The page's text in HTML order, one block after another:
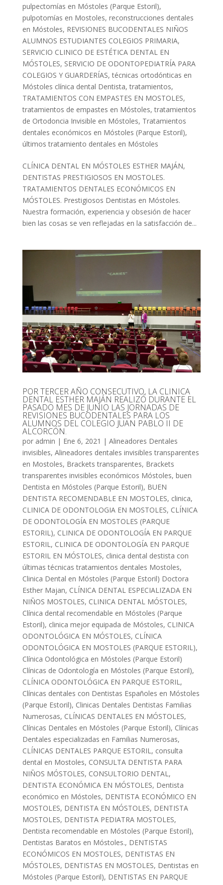
pulpectomías en Móstoles (Parque Estoril),
pulpotomías en Mostoles, reconstrucciones dentales
en Móstoles, REVISIONES BUCODENTALES NIÑOS
ALUMNOS ESTUDIANTES COLEGIOS PRIMARIA,
SERVICIO CLINICO DE ESTÉTICA DENTAL EN
MÓSTOLES, SERVICIO DE ODONTOPEDIATRÍA PARA
COLEGIOS Y GUARDERÍAS,técnicas ortodónticas en
Móstoles clínica dental Dentista,tratamientos,
TRATAMIENTOS CON EMPASTES EN MOSTOLES,
tratamientos de empastes en Móstoles,tratamientos
de Ortodoncia Invisible en Móstoles, Tratamientos
dentales económicos en Móstoles (Parque Estoril),
últimos tratamiento dentales en Móstoles
CLÍNICA DENTAL EN MÓSTOLES ESTHER MAJÁN,
DENTISTAS PRESTIGIOSOS EN MOSTOLES.
TRATAMIENTOS DENTALES ECONÓMICOS EN
MÓSTOLES. Prestigiosos Dentistas en Móstoles.
Nuestra formación, experiencia y obsesión de hacer
bien las cosas se ven reflejadas en la satisfacción de...
POR TERCER AÑO CONSECUTIVO, LA CLINICA
DENTAL ESTHER MAJÁN REALIZÓ DURANTE EL
PASADO MES DE JUNIO LAS JORNADAS DE
REVISIONES BUCODENTALES PARA LOS
ALUMNOS DEL COLEGIO JUAN PABLO II DE
ALCORCÓN.
por admin | Ene 6, 2021 | Alineadores Dentales
invisibles, Alineadores dentales invisibles transparentes
en Mostoles, Brackets transparentes, Brackets
transparentes invisibles económicos Móstoles, buen
Dentista en Móstoles (Parque Estoril), BUEN
DENTISTA RECOMENDABLE EN MOSTOLES, clinica,
CLINICA DE ODONTOLOGIA EN MOSTOLES, CLÍNICA
DE ODONTOLOGÍA EN MOSTOLES (PARQUE
ESTORIL), CLINICA DE ODONTOLOGÍA EN PARQUE
ESTORIL, CLINICA DE ODONTOLOGÍA EN PARQUE
ESTORIL EN MÓSTOLES, clinica dental destista con
últimas técnicas tratamientos dentales Mostoles,
Clinica Dental en Móstoles (Parque Estoril) Doctora
Esther Majan, CLÍNICA DENTAL ESPECIALIZADA EN
NIÑOS MOSTOLES, CLINICA DENTAL MÓSTOLES,
Clínica dental recomendable en Móstoles (Parque
Estoril), clinica mejor equipada de Móstoles, CLINICA
ODONTOLÓGICA EN MÓSTOLES, CLÍNICA
ODONTOLÓGICA EN MOSTOLES (PARQUE ESTORIL),
Clínica Odontológica en Móstoles (Parque Estoril)
Clínicas de Odontología en Móstoles (Parque Estoril),
CLÍNICA ODONTOLÓGICA EN PARQUE ESTORIL,
Clínicas dentales con Dentistas Españoles en Móstoles
(Parque Estoril), Clinicas Dentales Dentistas Familias
Numerosas, CLÍNICAS DENTALES EN MÓSTOLES,
Clínicas Dentales en Móstoles (Parque Estoril), Clínicas
Dentales especializadas en Familias Numerosas,
CLÍNICAS DENTALES PARQUE ESTORIL, consulta
dental en Mostoles, CONSULTA DENTISTA PARA
NIÑOS MÓSTOLES, CONSULTORIO DENTAL,
DENTISTA ECONÓMICA EN MÓSTOLES, Dentista
económico en Móstoles, DENTISTA ECONÓMICO EN
MOSTOLES, DENTISTA EN MÓSTOLES, DENTISTA
MOSTOLES, DENTISTA PEDIATRA MOSTOLES,
Dentista recomendable en Móstoles (Parque Estoril),
Dentistas Baratos en Móstoles., DENTISTAS
ECONÓMICOS EN MOSTOLES, DENTISTAS EN
MÓSTOLES, DENTISTAS EN MOSTOLES, Dentistas en
Móstoles (Parque Estoril), DENTISTAS EN PARQUE